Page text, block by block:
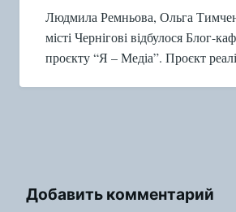
Людмила Ремньова, Ольга
місті Чернігові відбулося Блог-
проєкту “Я – Медіа”. Проєкт
Добавить комментарий